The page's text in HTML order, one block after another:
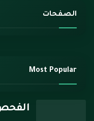
الصفحات
Most Popular